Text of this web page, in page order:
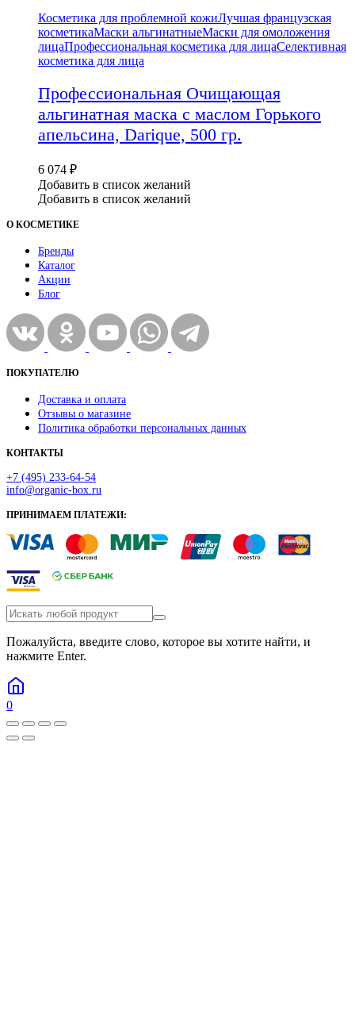
Косметика для проблемной кожиЛучшая французская
косметикаМаски альгинатныеМаски для омоложения
лицаПрофессиональная косметика для лицаСелективная
косметика для лица
Профессиональная Очищающая
альгинатная маска с маслом Горького
апельсина, Darique, 500 гр.
6 074 ₽
Добавить в список желаний
Добавить в список желаний
О КОСМЕТИКЕ
Бренды
Каталог
Акции
Блог
ПОКУПАТЕЛЮ
Доставка и оплата
Отзывы о магазине
Политика обработки персональных данных
КОНТАКТЫ
+7 (495) 233-64-54
info@organic-box.ru
ПРИНИМАЕМ ПЛАТЕЖИ:
Пожалуйста, введите слово, которое вы хотите найти, и
нажмите Enter.
0